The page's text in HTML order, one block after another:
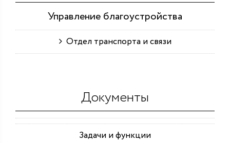
Управление благоустройства
Отдел транспорта и связи
Документы
Задачи и функции